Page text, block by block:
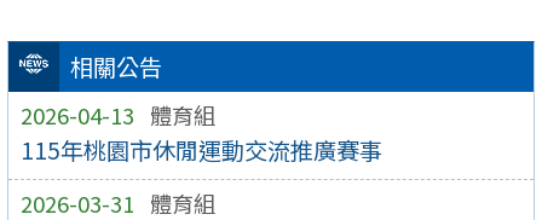
相關公告
2026-04-13 體育組
115年桃園市休閒運動交流推廣賽事
2026-03-31 體育組